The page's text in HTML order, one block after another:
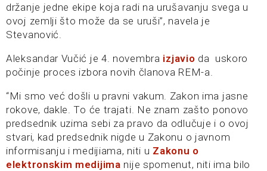
držanje jedne ekipe koja radi na urušavanju svega u
ovoj zemlji što može da se uruši”, navela je
Stevanović.
Aleksandar Vučić je 4. novembra izjavio da uskoro
počinje proces izbora novih članova REM-a.
“Mi smo već došli u pravni vakum. Zakon ima jasne
rokove, dakle. To će trajati. Ne znam zašto ponovo
predsednik uzima sebi za pravo da odlučuje i o ovoj
stvari, kad predsednik nigde u Zakonu o javnom
informisanju i medijiama, niti u Zakonu o
elektronskim medijima nije spomenut, niti ima bilo